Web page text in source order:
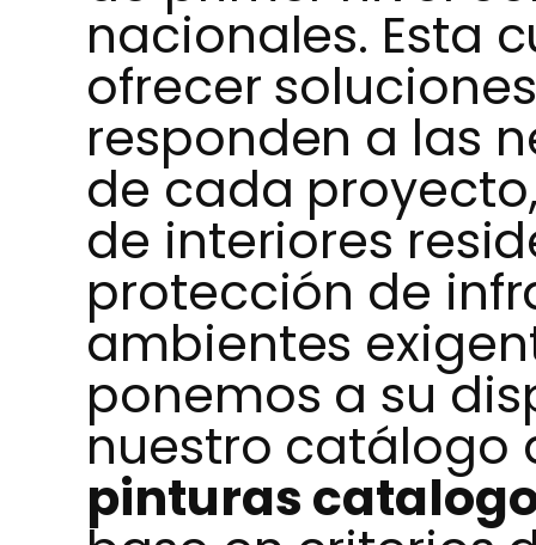
nacionales. Esta
ofrecer
responden a las
de cada
de interiores
protección de
ambientes
ponemos a su
nuestro catálogo
pinturas